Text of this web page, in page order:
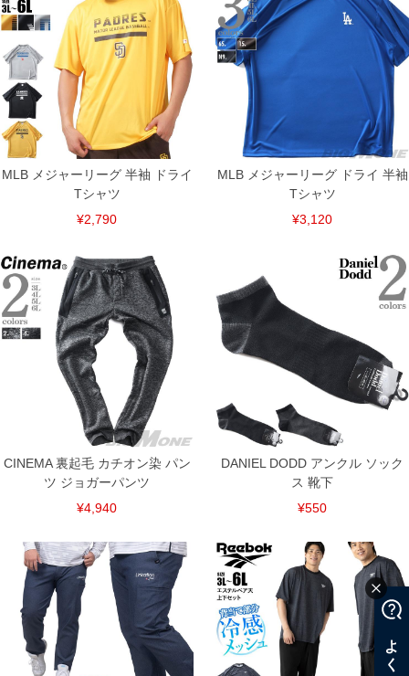
MLB メジャーリーグ 半袖 ドライ
Tシャツ
¥2,790
MLB メジャーリーグ ドライ 半袖
Tシャツ
¥3,120
CINEMA 裏起毛 カチオン染 パン
ツ ジョガーパンツ
¥4,940
DANIEL DODD アンクル ソック
ス 靴下
¥550